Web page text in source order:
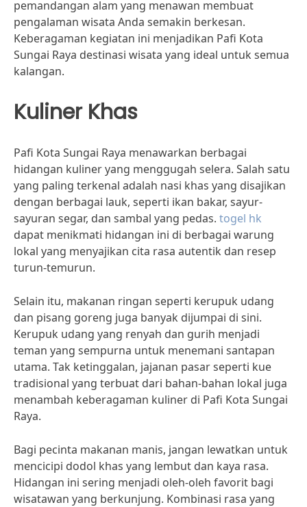
pemandangan alam yang menawan membuat
pengalaman wisata Anda semakin berkesan.
Keberagaman kegiatan ini menjadikan Pafi Kota
Sungai Raya destinasi wisata yang ideal untuk semua
kalangan.
Kuliner Khas
Pafi Kota Sungai Raya menawarkan berbagai
hidangan kuliner yang menggugah selera. Salah satu
yang paling terkenal adalah nasi khas yang disajikan
dengan berbagai lauk, seperti ikan bakar, sayur-
sayuran segar, dan sambal yang pedas. togel hk
dapat menikmati hidangan ini di berbagai warung
lokal yang menyajikan cita rasa autentik dan resep
turun-temurun.
Selain itu, makanan ringan seperti kerupuk udang
dan pisang goreng juga banyak dijumpai di sini.
Kerupuk udang yang renyah dan gurih menjadi
teman yang sempurna untuk menemani santapan
utama. Tak ketinggalan, jajanan pasar seperti kue
tradisional yang terbuat dari bahan-bahan lokal juga
menambah keberagaman kuliner di Pafi Kota Sungai
Raya.
Bagi pecinta makanan manis, jangan lewatkan untuk
mencicipi dodol khas yang lembut dan kaya rasa.
Hidangan ini sering menjadi oleh-oleh favorit bagi
wisatawan yang berkunjung. Kombinasi rasa yang